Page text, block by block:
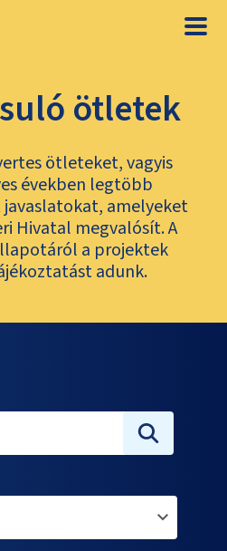
ötletek
ötleteket, vagyis
években legtöbb
amelyeket
Hivatal megvalósít. A
a projektek
adunk.